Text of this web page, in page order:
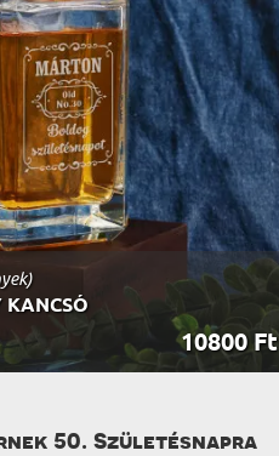
KANCSÓ
10800 Ft
50. Születésnapra